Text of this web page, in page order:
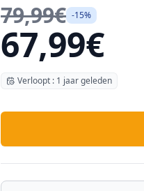
79,99€ -15%
67,99€
Verloopt : 1 jaar geleden